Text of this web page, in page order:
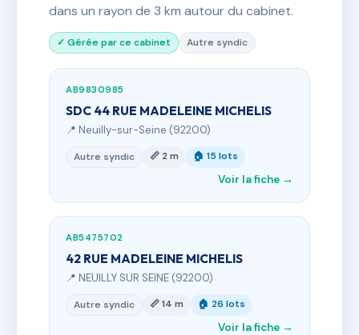
dans un rayon de 3 km autour du cabinet.
✓ Gérée par ce cabinet Autre syndic
AB9830985
SDC 44 RUE MADELEINE MICHELIS
📍 Neuilly-sur-Seine (92200)
Autre syndic 📏 2 m 🏠 15 lots
Voir la fiche →
AB5475702
42 RUE MADELEINE MICHELIS
📍 NEUILLY SUR SEINE (92200)
Autre syndic 📏 14 m 🏠 26 lots
Voir la fiche →